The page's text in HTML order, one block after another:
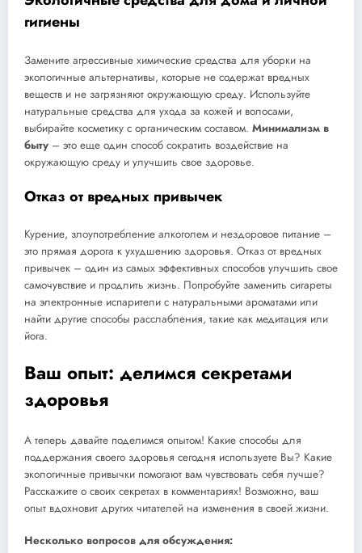
гигиены
Замените агрессивные химические средства для уборки на
экологичные альтернативы, которые не содержат вредных
веществ и не загрязняют окружающую среду. Используйте
натуральные средства для ухода за кожей и волосами,
выбирайте косметику с органическим составом. Минимализм в
быту – это еще один способ сократить воздействие на
окружающую среду и улучшить свое здоровье.
Отказ от вредных привычек
Курение, злоупотребление алкоголем и нездоровое питание –
это прямая дорога к ухудшению здоровья. Отказ от вредных
привычек – один из самых эффективных способов улучшить свое
самочувствие и продлить жизнь. Попробуйте заменить сигареты
на электронные испарители с натуральными ароматами или
найти другие способы расслабления, такие как медитация или
йога.
Ваш опыт: делимся секретами
здоровья
А теперь давайте поделимся опытом! Какие способы для
поддержания своего здоровья сегодня используете Вы? Какие
экологичные привычки помогают вам чувствовать себя лучше?
Расскажите о своих секретах в комментариях! Возможно, ваш
опыт вдохновит других читателей на изменения в своей жизни.
Несколько вопросов для обсуждения: